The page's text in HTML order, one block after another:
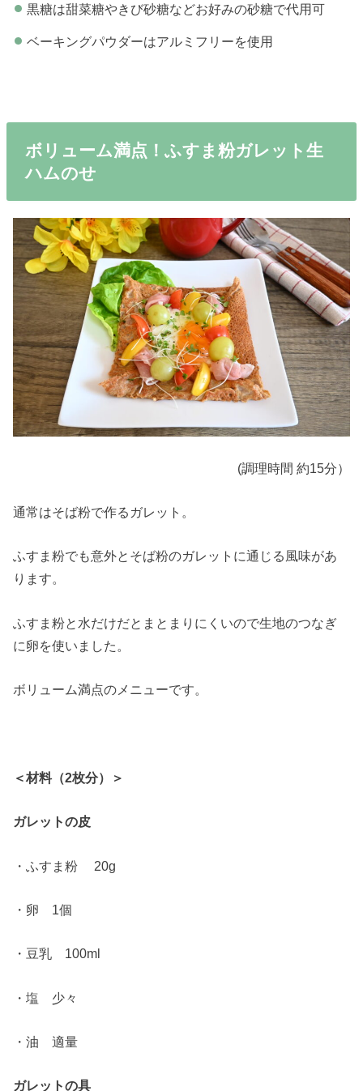
黒糖は甜菜糖やきび砂糖などお好みの砂糖で代用可
ベーキングパウダーはアルミフリーを使用
ボリューム満点！ふすま粉ガレット生
ハムのせ
(調理時間 約15分）
通常はそば粉で作るガレット。
ふすま粉でも意外とそば粉のガレットに通じる風味があ
ります。
ふすま粉と水だけだとまとまりにくいので生地のつなぎ
に卵を使いました。
ボリューム満点のメニューです。
＜材料（2枚分）＞
ガレットの皮
・ふすま粉 20g
・卵 1個
・豆乳 100ml
・塩 少々
・油 適量
ガレットの具